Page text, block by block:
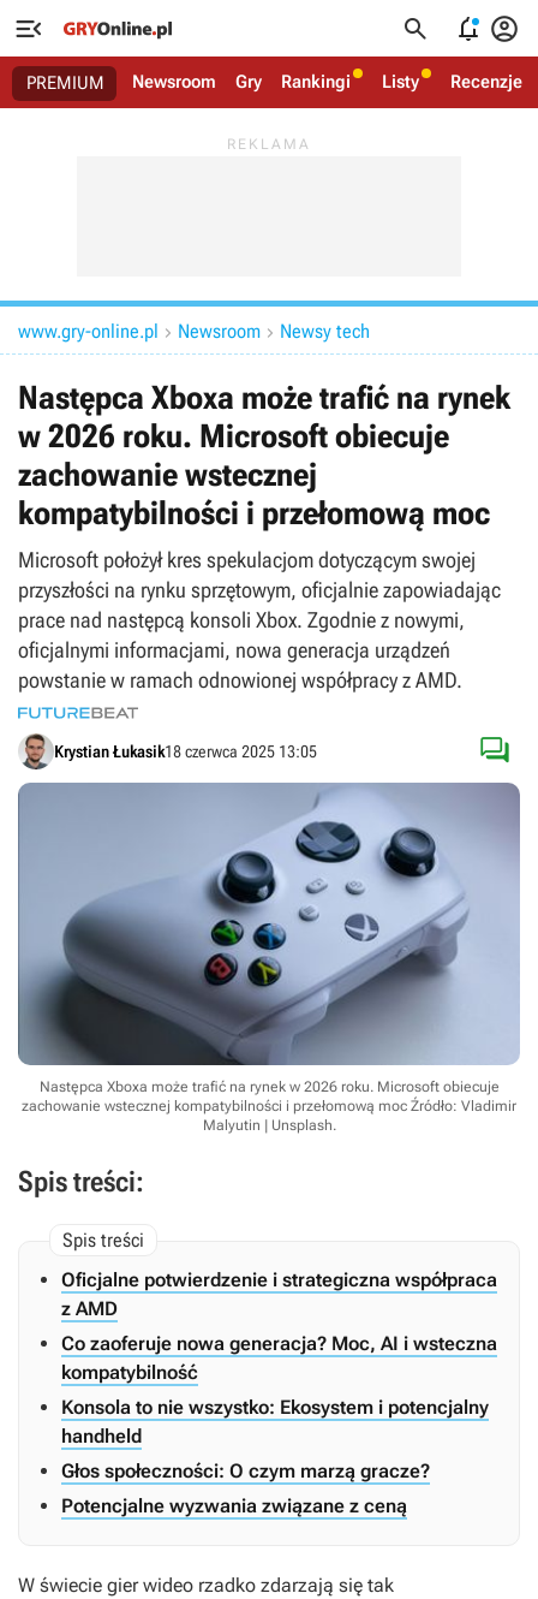
   
PREMIUM Newsroom Gry Rankingi Listy Recenzje
www.gry-online.pl  Newsroom  Newsy tech
Następca Xboxa może trafić na rynek
w 2026 roku. Microsoft obiecuje
zachowanie wstecznej
kompatybilności i przełomową moc
Microsoft położył kres spekulacjom dotyczącym swojej
przyszłości na rynku sprzętowym, oficjalnie zapowiadając
prace nad następcą konsoli Xbox. Zgodnie z nowymi,
oficjalnymi informacjami, nowa generacja urządzeń
powstanie w ramach odnowionej współpracy z AMD.
Krystian Łukasik18 czerwca 2025 13:05 
Następca Xboxa może trafić na rynek w 2026 roku. Microsoft obiecuje
zachowanie wstecznej kompatybilności i przełomową moc Źródło: Vladimir
Malyutin | Unsplash.
Spis treści:
Oficjalne potwierdzenie i strategiczna współpraca
z AMD
Co zaoferuje nowa generacja? Moc, AI i wsteczna
kompatybilność
Konsola to nie wszystko: Ekosystem i potencjalny
handheld
Głos społeczności: O czym marzą gracze?
Potencjalne wyzwania związane z ceną
W świecie gier wideo rzadko zdarzają się tak